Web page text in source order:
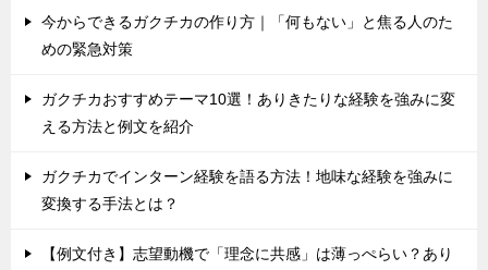
今からできるガクチカの作り方｜「何もない」と焦る人のた
めの緊急対策
ガクチカおすすめテーマ10選！ありきたりな経験を強みに変
える方法と例文を紹介
ガクチカでインターン経験を語る方法！地味な経験を強みに
変換する手法とは？
【例文付き】志望動機で「理念に共感」は薄っぺらい？あり